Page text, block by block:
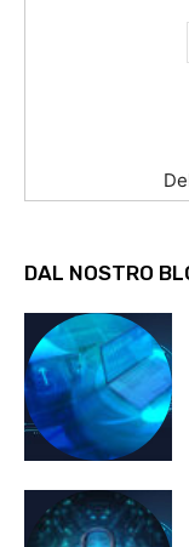
DAL NOSTRO